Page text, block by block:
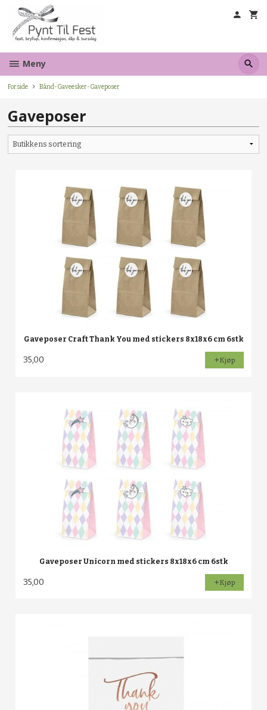
innholdet
Meny
Forside Bånd-Gaveesker-Gaveposer
Gaveposer
Gaveposer Craft Thank You med stickers 8x18x6 cm 6stk
35,00 Kjøp
Gaveposer Unicorn med stickers 8x18x6 cm 6stk
35,00 Kjøp